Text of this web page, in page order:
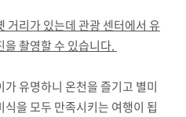
거리가 있는데 관광 센터에서 유
촬영할 수 있습니다.
유명하니 온천을 즐기고 별미
을 모두 만족시키는 여행이 됩